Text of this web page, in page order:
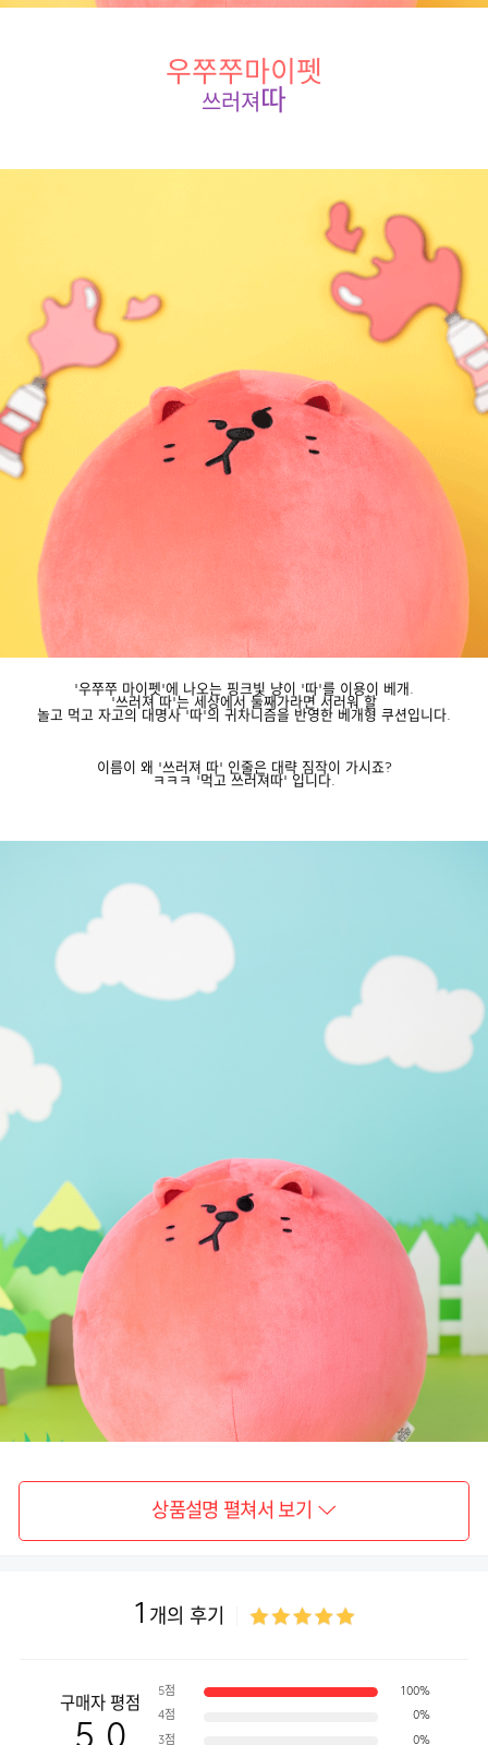
우쭈쭈마이펫
쓰러져 따
'우쭈쭈 마이펫'에 나오는 핑크빛 냥이 '따'를 이용이 베개.
'쓰러져 따'는 세상에서 둘째가라면 서러워 할
놀고 먹고 자고의 대명사 '따'의 귀차니즘을 반영한 베개형 쿠션입니다.
이름이 왜 '쓰러져 따' 인줄은 대략 짐작이 가시죠?
ㅋㅋㅋ '먹고 쓰러져따' 입니다.
핑크빛 모습에 표정은 참 심각하죠?
상품설명 펼쳐서 보기
1 개의 후기
구매자 평점
5점 100%
4점 0%
3점 0%